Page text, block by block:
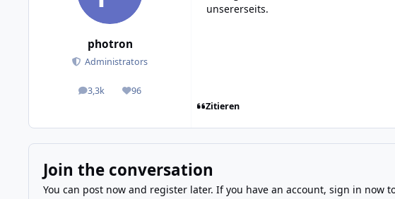
photron
Administrators
3,3k
posts 96
Reputation
unsererseits.
Zitieren
Join the conversation
You can post now and register later. If you have an account, sign in now